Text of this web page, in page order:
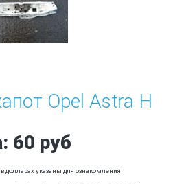
Opel Astra H
60 руб
долларах указаны для ознакомления